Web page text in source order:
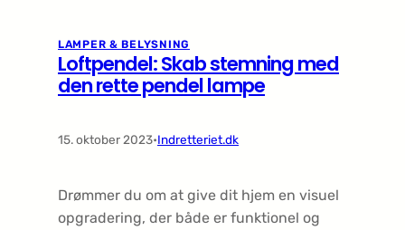
LAMPER & BELYSNING
Loftpendel: Skab stemning med
den rette pendel lampe
15. oktober 2023•Indretteriet.dk
Drømmer du om at give dit hjem en visuel
opgradering, der både er funktionel og